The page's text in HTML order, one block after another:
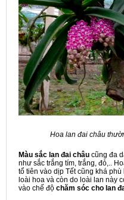
Hoa lan đai châu
Màu sắc lan đai châu cũng đa
như sắc trắng tím, trắng, đỏ,..
tổ tiên vào dịp Tết cũng khá
loài hoa và còn do loài lan này
vào chế độ chăm sóc cho lan